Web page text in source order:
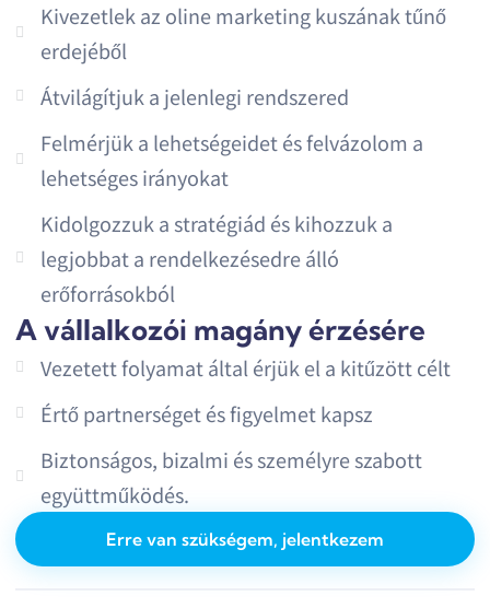
Kivezetlek az oline marketing kuszának tűnő
erdejéből
Átvilágítjuk a jelenlegi rendszered
Felmérjük a lehetségeidet és felvázolom a
lehetséges irányokat
Kidolgozzuk a stratégiád és kihozzuk a
legjobbat a rendelkezésedre álló
erőforrásokból
A vállalkozói magány érzésére
Vezetett folyamat által érjük el a kitűzött célt
Értő partnerséget és figyelmet kapsz
Biztonságos, bizalmi és személyre szabott
együttműködés.
Erre van szükségem, jelentkezem